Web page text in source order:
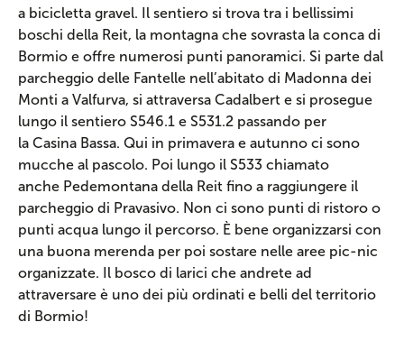
a bicicletta gravel. Il sentiero si trova tra i bellissimi
boschi della Reit, la montagna che sovrasta la conca di
Bormio e offre numerosi punti panoramici. Si parte dal
parcheggio delle Fantelle nell’abitato di Madonna dei
Monti a Valfurva, si attraversa Cadalbert e si prosegue
lungo il sentiero S546.1 e S531.2 passando per
la Casina Bassa. Qui in primavera e autunno ci sono
mucche al pascolo. Poi lungo il S533 chiamato
anche Pedemontana della Reit fino a raggiungere il
parcheggio di Pravasivo. Non ci sono punti di ristoro o
punti acqua lungo il percorso. È bene organizzarsi con
una buona merenda per poi sostare nelle aree pic-nic
organizzate. Il bosco di larici che andrete ad
attraversare è uno dei più ordinati e belli del territorio
di Bormio!